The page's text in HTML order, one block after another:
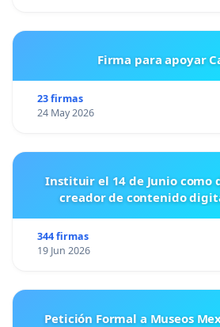
Firma para apoyar
23 firmas
24 May 2026
Instituir el 14 de Junio como
creador de contenido
344 firmas
19 Jun 2026
Petición Formal a Museos